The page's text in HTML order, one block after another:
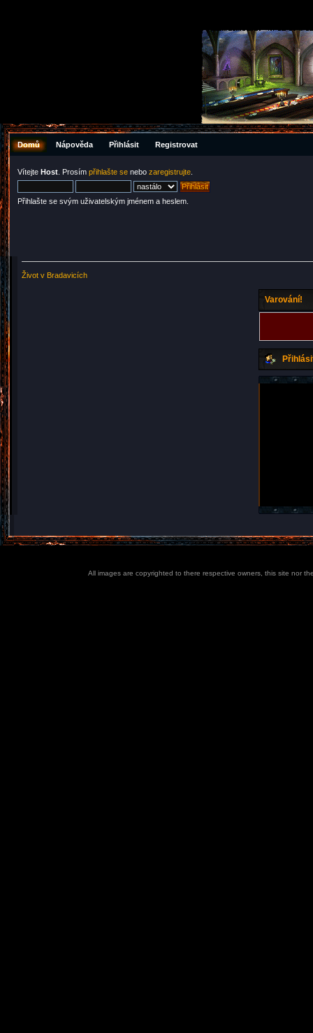
Domů Nápověda Přihlásit Registrovat
Vítejte Host . Prosím přihlašte se nebo zaregistrujte
Přihlašte se svým uživatelským jménem a heslem.
Život v Bradavicích
Varování!
All images are copyrighted to there respective owners, this site nor